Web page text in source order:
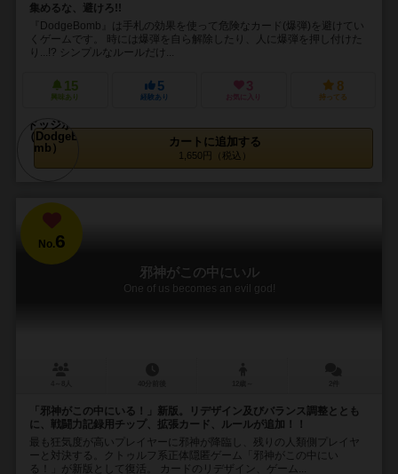
集めるな、避けろ!!
『DodgeBomb』は手札の効果を使って危険なカード(爆弾)を避けてい
くゲームです。 時には爆弾を自ら解除したり、人に爆弾を押し付けた
り...!? シンプルなルールだけ...
15
興味あり
5
経験あり
3
お気に入り
8
持ってる
カートに追加する
1,650円（税込）
No.6
邪神がこの中にいル
One of us becomes an evil god!
「邪神がこの中にいる！」新版。リデザイン及びバランス調整ととも
に、戦闘力記録用チップ、拡張カード、ルールが追加！！
最も狂気度が高いプレイヤーに邪神が降臨し、残りの人類側プレイヤ
ーと対決する。クトゥルフ系正体隠匿ゲーム「邪神がこの中にい
る！」が新版として復活。 カードのリデザイン、ゲーム...